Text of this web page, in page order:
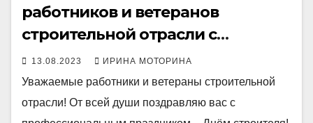
работников и ветеранов
строительной отрасли с
профессиональным праздником
13.08.2023 ИРИНА МОТОРИНА
Уважаемые работники и ветераны строительной
отрасли! От всей души поздравляю вас с